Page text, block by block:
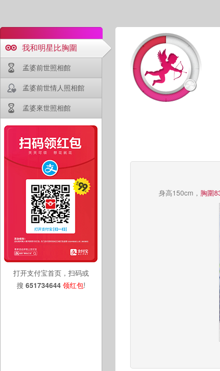
我和明星比胸圍
孟婆前世照相館
孟婆前世情人照相館
孟婆來世照相館
打开支付宝首页，扫码或
搜 651734644 领红包!
身高150cm， 胸圍